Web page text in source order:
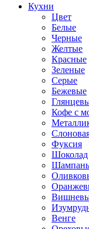
Кухни
Цвет
Белые
Черные
Желтые
Красные
Зеленые
Серые
Бежевые
Кофе с
Фуксия
Шоколад
Шампань
Венге